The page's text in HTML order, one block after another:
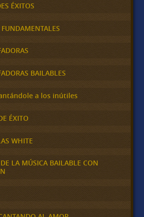
ÉXITOS
BAILABLES
a los inútiles
ÉXITO
WHITE
LA MÚSICA BAILABLE CON